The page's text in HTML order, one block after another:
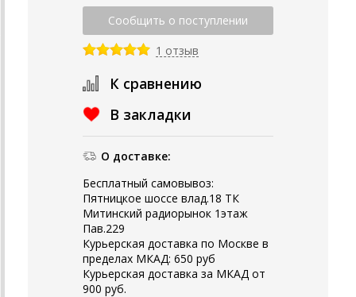
1 отзыв
К сравнению
В закладки
О доставке:
Бесплатный самовывоз:
Пятницкое шоссе влад.18 ТК
Митинский радиорынок 1этаж
Пав.229
Курьерская доставка по Москве в
пределах МКАД: 650 руб
Курьерская доставка за МКАД от
900 руб.